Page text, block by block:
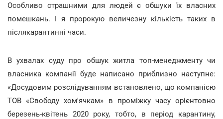
Особливо страшними для людей є обшуки їх власних
помешкань. І я пророкую величезну кількість таких в
післякарантинні часи.
В ухвалах суду про обшук житла топ-менеджменту чи
власника компанії буде написано приблизно наступне:
«Досудовим розслідуванням встановлено, що компанією
ТОВ «Свободу хом'ячкам» в проміжку часу орієнтовно
березень-квітень 2020 року, тобто, в період карантину,